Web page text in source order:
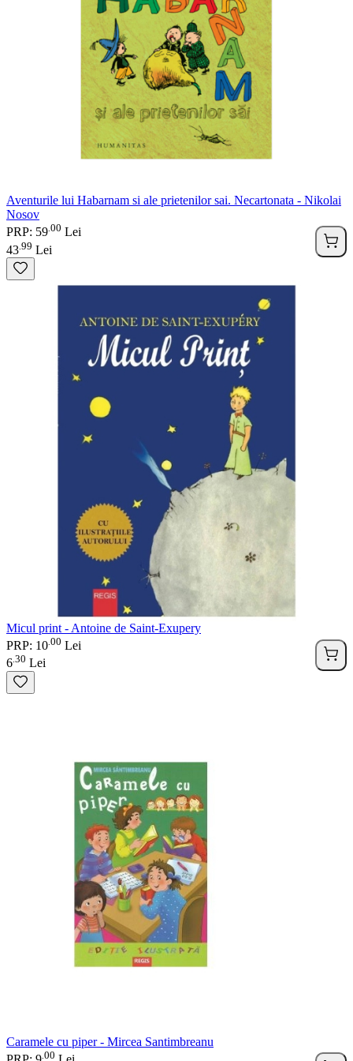
Aventurile lui Habarnam si ale prietenilor sai. Necartonata - Nikolai
Nosov
PRP: 59 00 Lei
43 99 Lei
Micul print - Antoine de Saint-Exupery
PRP: 10 00 Lei
6 30 Lei
Caramele cu piper - Mircea Santimbreanu
00